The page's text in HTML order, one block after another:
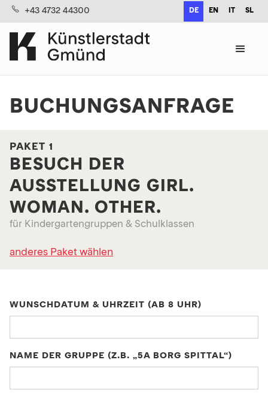
+43 4732 44300 DE EN SL
BUCHUNGSANFRAGE
PAKET 1
BESUCH DER
AUSSTELLUNG GIRL.
WOMAN. OTHER.
für Kindergartengruppen & Schulklassen
anderes Paket wählen
WUNSCHDATUM & UHRZEIT (AB 8 UHR)
NAME DER GRUPPE (Z.B. „5A BORG SPITTAL“)